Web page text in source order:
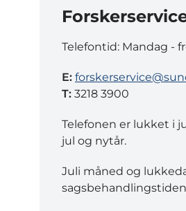
Telefontid: Mandag -
E:
T: 3218 3900
Telefonen er lukket i
jul og nytår.
Juli måned og